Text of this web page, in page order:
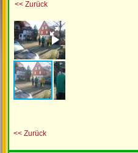
<< Zurück
<< Zurück